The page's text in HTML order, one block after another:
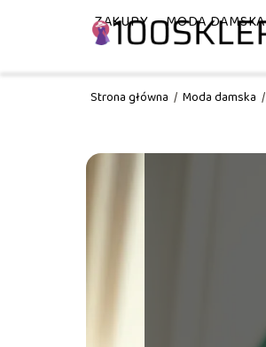
ZAKUPY MODA DAMSKA
Strona główna / Moda damska /